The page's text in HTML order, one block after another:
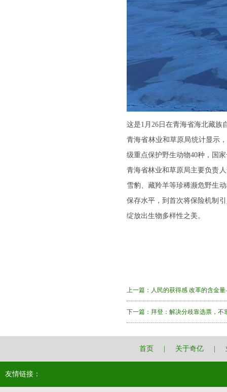
这是1月26日在青海省海北藏族
青海省林业和草原局统计显示
级重点保护野生动物40种，国
青海省林业和草原局主要负责
雪豹、藏羚羊等珍稀濒危野生
保存水平，到首次将保险机制
绽放出生物多样性之美。
上一篇： 人民的获得感 改革的含金
下一篇： 拜登：解决分歧靠选票，不
首页 | 关于奇亿 |
友情链接：